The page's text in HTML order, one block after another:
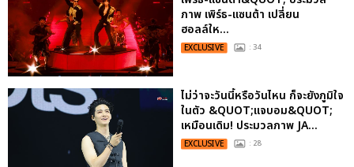
ภาพ เพิร์ธ-แซนต้า เปลี่ยน
ฮอลล์ให...
EXCLUSIVE : 34
ไม่ว่าจะวันนี้หรือวันไหน ก็จะยังภูมิใจ
ในตัว &QUOT;แจบอม&QUOT;
เหมือนเดิม! ประมวลภาพ JA...
EXCLUSIVE : 28